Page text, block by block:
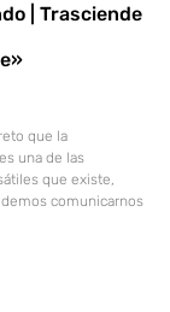
| Trasciende
que la
una de las
que existe,
comunicarnos